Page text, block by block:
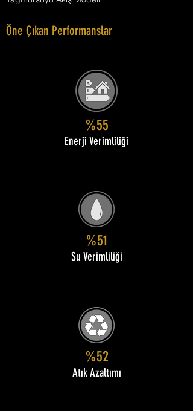
Öne Çıkan Performanslar
%55
Enerji Verimliliği
%51
Su Verimliliği
%52
Atık Azaltımı